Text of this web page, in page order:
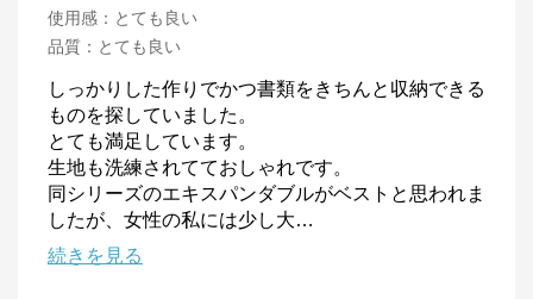
使用感 ： とても良い
品質 ： とても良い
しっかりした作りでかつ書類をきちんと収納できる
ものを探していました。
とても満足しています。
生地も洗練されてておしゃれです。
同シリーズのエキスパンダブルがベストと思われま
したが、女性の私には少し大…
続きを見る